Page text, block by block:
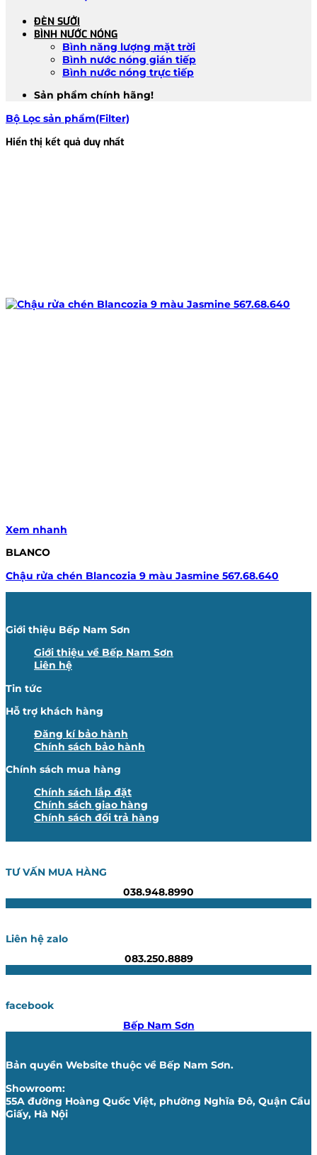
ĐÈN SƯỞI
BÌNH NƯỚC NÓNG
Bình năng lượng mặt trời
Bình nước nóng gián tiếp
Bình nước nóng trực tiếp
Sản phẩm chính hãng!
Bộ Lọc sản phẩm(Filter)
Hiển thị kết quả duy nhất
Xem nhanh
BLANCO
Chậu rửa chén Blancozia 9 màu Jasmine 567.68.640
Giới thiệu Bếp Nam Sơn
Giới thiệu về Bếp Nam Sơn
Liên hệ
Tin tức
Hỗ trợ khách hàng
Đăng kí bảo hành
Chính sách bảo hành
Chính sách mua hàng
Chính sách lắp đặt
Chính sách giao hàng
Chính sách đổi trả hàng
TƯ VẤN MUA HÀNG
038.948.8990
Liên hệ zalo
083.250.8889
facebook
Bếp Nam Sơn
Bản quyền Website thuộc về Bếp Nam Sơn.
Showroom:
55A đường Hoàng Quốc Việt, phường Nghĩa Đô, Quận Cầu
Giấy, Hà Nội